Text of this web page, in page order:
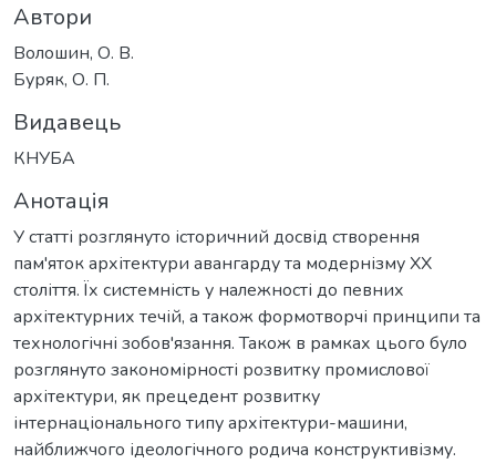
Автори
Волошин, О. В.
Буряк, О. П.
Видавець
КНУБА
Анотація
У статті розглянуто історичний досвід створення
пам'яток архітектури авангарду та модернізму ХХ
століття. Їх системність у належності до певних
архітектурних течій, а також формотворчі принципи та
технологічні зобов'язання. Також в рамках цього було
розглянуто закономірності розвитку промислової
архітектури, як прецедент розвитку
інтернаціонального типу архітектури-машини,
найближчого ідеологічного родича конструктивізму.